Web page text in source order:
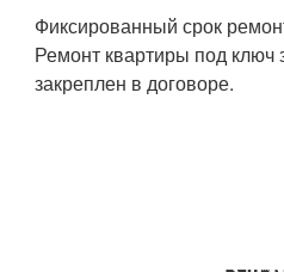
Фиксированный срок
Ремонт квартиры под ключ
закреплен в договоре.